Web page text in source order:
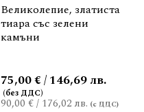
Великолепие, златиста
тиара със зелени
камъни
90,00 €/ 176,02 лв.
75,00 € / 146,69 лв.